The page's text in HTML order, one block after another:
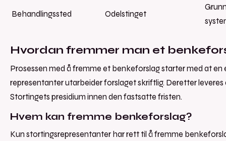
Behandlingssted Odelstinget
Hvordan fremmer man et
Prosessen med å fremme et benkeforslag starter med at en
representanter utarbeider forslaget skriftlig. Deretter leveres
Stortingets presidium innen den fastsatte fristen.
Hvem kan fremme benkeforslag?
Kun stortingsrepresentanter har rett til å fremme